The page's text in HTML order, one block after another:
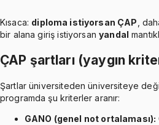
Kısaca: diploma istiyorsan ÇAP ,
bir alana giriş istiyorsanyandal
ÇAP şartları (yaygın
Şartlar üniversiteden üniversiteye
programda şu kriterler aranır:
GANO (genel not ortalaması):